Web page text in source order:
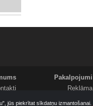
Pakalpojumi
Reklāma
jūs piekrītat sīkdatņu izmantošanai.